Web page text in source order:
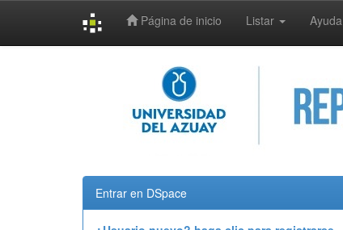
Página de inicio Listar Ayuda
Entrar en DSpace